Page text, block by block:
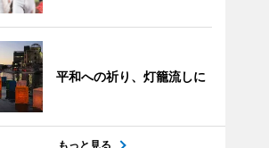
平和への祈り、灯籠流しに
もっと見る